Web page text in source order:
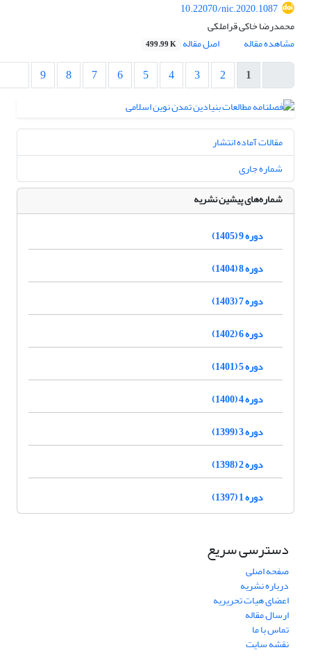
10.22070/nic.2020.1087
محمدرضا خاکی قراملکی
مشاهده مقاله
اصل مقاله 499.99 K
1
2
3
4
5
6
7
8
9
مقالات آماده انتشار
شماره جاری
شماره‌های پیشین نشریه
دوره 9 (1405)
دوره 8 (1404)
دوره 7 (1403)
دوره 6 (1402)
دوره 5 (1401)
دوره 4 (1400)
دوره 3 (1399)
دوره 2 (1398)
دوره 1 (1397)
دسترسی سریع
صفحه اصلی
درباره نشریه
اعضای هیات تحریریه
ارسال مقاله
تماس با ما
نقشه سایت